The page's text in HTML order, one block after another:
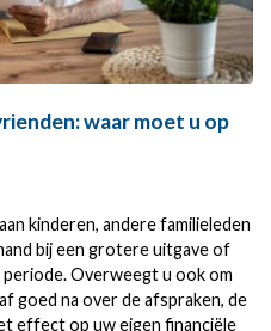
waar moet u op
kinderen, andere familieleden
bij een grotere uitgave of
Overweegt u ook om
goed na over de afspraken, de
effect op uw eigen financiële